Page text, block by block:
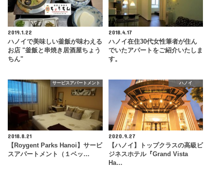
2019.1.22
ハノイで美味しい釜飯が味わえる
お店 "釜飯と串焼き居酒屋ちょう
ちん"
2018.4.17
ハノイ在住30代女性筆者が住ん
でいたアパートをご紹介いたしま
す。
サービスアパートメント
2018.8.21
【Roygent Parks Hanoi】サービ
スアパートメント（１ベッ…
ハノイ
2020.9.27
【ハノイ】トップクラスの高級ビ
ジネスホテル『Grand Vista
Ha…